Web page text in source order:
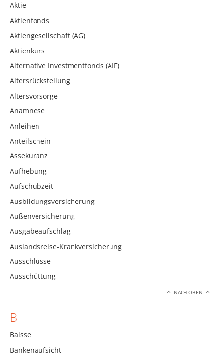
Aktie
Aktienfonds
Aktiengesellschaft (AG)
Aktienkurs
Alternative Investmentfonds (AIF)
Altersrückstellung
Altersvorsorge
Anamnese
Anleihen
Anteilschein
Assekuranz
Aufhebung
Aufschubzeit
Ausbildungsversicherung
Außenversicherung
Ausgabeaufschlag
Auslandsreise-Krankversicherung
Ausschlüsse
Ausschüttung
NACH OBEN
B
Baisse
Bankenaufsicht